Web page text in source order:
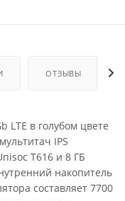
ОТЗЫВЫ
LTE в голубом цвете
IPS
T616 и 8 ГБ
накопитель
составляет 7700